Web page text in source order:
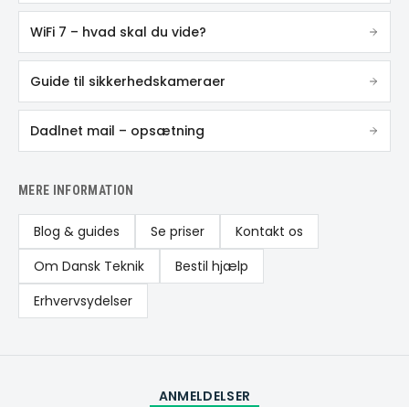
WiFi 7 – hvad skal du vide?
Guide til sikkerhedskameraer
Dadlnet mail – opsætning
MERE INFORMATION
Blog & guides Se priser
Kontakt os
Om Dansk Teknik
Bestil hjælp
Erhvervsydelser
ANMELDELSER